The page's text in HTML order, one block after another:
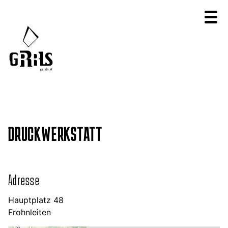
DRUCKWERKSTATT
Adresse
Hauptplatz 48
Frohnleiten